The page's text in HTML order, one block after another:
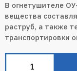
В огнетушителе
вещества
раструб, а также
транспортировки